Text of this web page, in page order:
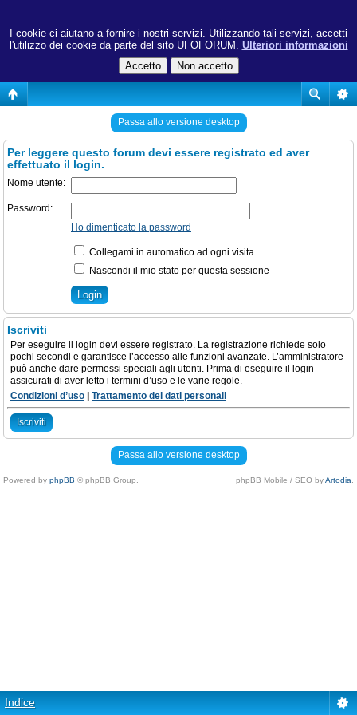
I cookie ci aiutano a fornire i nostri servizi. Utilizzando tali servizi, accetti
l'utilizzo dei cookie da parte del sito UFOFORUM. Ulteriori informazioni
Passa allo versione desktop
Per leggere questo forum devi essere registrato ed aver
effettuato il login.
Nome utente:
Password:
Ho dimenticato la password
Collegami in automatico ad ogni visita
Nascondi il mio stato per questa sessione
Iscriviti
Per eseguire il login devi essere registrato. La registrazione richiede solo
pochi secondi e garantisce l’accesso alle funzioni avanzate. L’amministratore
può anche dare permessi speciali agli utenti. Prima di eseguire il login
assicurati di aver letto i termini d’uso e le varie regole.
Condizioni d’uso
Trattamento dei dati personali
Iscriviti
Passa allo versione desktop
Powered by phpBB © phpBB Group. phpBB Mobile / SEO byArtodia
Indice